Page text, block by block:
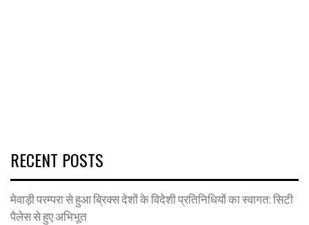
RECENT POSTS
मेवाड़ी परम्परा से हुआ ब्रिक्स देशों के विदेशी प्रतिनिधियों का स्वागत: सिटी
पैलेस से हुए अभिभूत